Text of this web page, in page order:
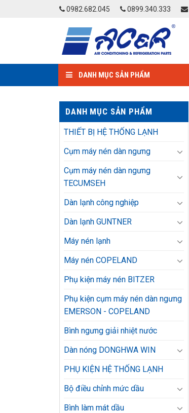
0982.682.045 0899.340.333
DANH MỤC SẢN PHẨM
DANH MỤC SẢN PHẨM
THIẾT BỊ HỆ THỐNG LẠNH
Cụm máy nén dàn ngưng
Cụm máy nén dàn ngưng
TECUMSEH
Dàn lạnh công nghiệp
Dàn lạnh GUNTNER
Máy nén lạnh
Máy nén COPELAND
Phụ kiện máy nén BITZER
Phụ kiện cụm máy nén dàn ngưng
EMERSON - COPELAND
Bình ngưng giải nhiệt nước
Dàn nóng DONGHWA WIN
PHỤ KIỆN HỆ THỐNG LẠNH
Bộ điều chỉnh mức dầu
Bình làm mát dầu